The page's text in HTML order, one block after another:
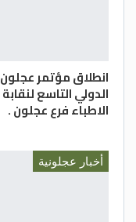
انطلاق مؤتمر عجلون
الدولي التاسع لنقابة
الاطباء فرع عجلون .
أخبار عجلونية